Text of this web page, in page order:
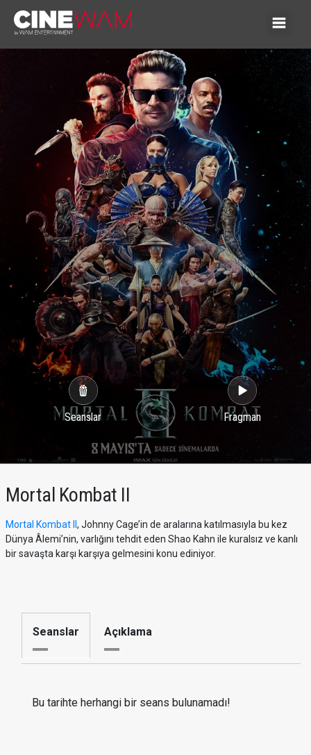
Seanslar Fragman
Mortal Kombat II
Mortal Kombat II , Johnny Cage’in de aralarına katılmasıyla bu kez
Dünya Âlemi’nin, varlığını tehdit eden Shao Kahn ile kuralsız ve kanlı
bir savaşta karşı karşıya gelmesini konu ediniyor.
Seanslar Açıklama
Bu tarihte herhangi bir seans bulunamadı!